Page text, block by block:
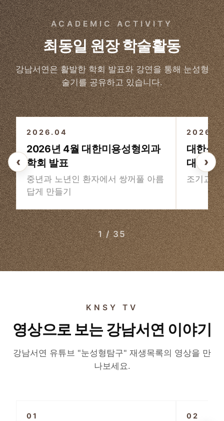
ACADEMIC ACTIVITY
최동일 원장 학술활동
강남서연은 활발한 학회 발표와 강연을 통해 눈성형
술기를 공유하고 있습니다.
‹ ›
3/3
2026.04
2026년 4월 대한미용성형외과
학회 발표
중년과 노년인 환자에서 쌍꺼풀 아름
답게 만들기
2026
대한성
대회
조기교정
1 / 35
KNSY TV
영상으로 보는 강남서연 이야기
강남서연 유튜브 "눈성형탐구" 재생목록의 영상을 만
나보세요.
01 02